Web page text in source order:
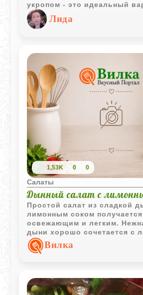
укропом - это идеальный
закуски или салата. Это
вкусное, но и красочное,
использованию перцев
Лида
1,53K 0 0
Салаты
Дынный салат с
Простой салат из сладкой
лимонным соком
освежающим и легким.
дыни хорошо сочетается с
цитрусовой кислинкой и
подачей.
Вилка